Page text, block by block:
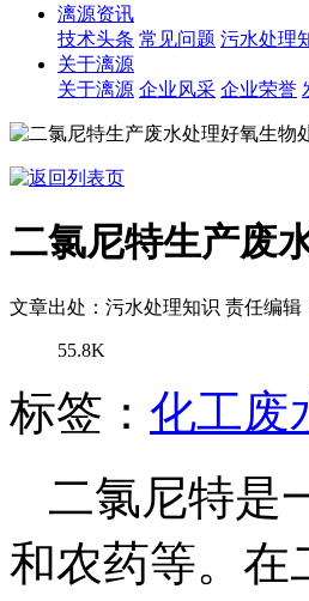
漓源资讯
技术头条 常见问题 污水处理
关于漓源
关于漓源 企业风采 企业荣誉
二氯尼特生产废
文章出处：污水处理知识 责任编辑
55.8K
标签： 化工废
二氯尼特是
和农药等。在